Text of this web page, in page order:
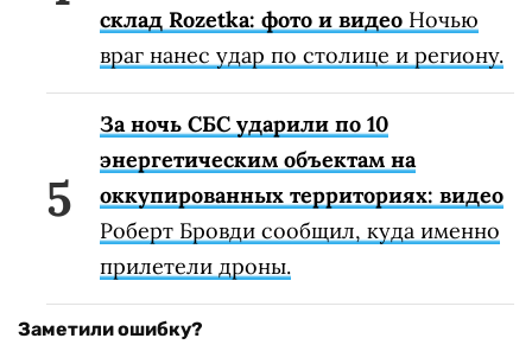
склад Rozetka: фото и видео Ночью
враг нанес удар по столице и региону.
За ночь СБС ударили по 10
энергетическим объектам на
оккупированных территориях: видео
Роберт Бровди сообщил, куда именно
прилетели дроны.
Заметили ошибку?